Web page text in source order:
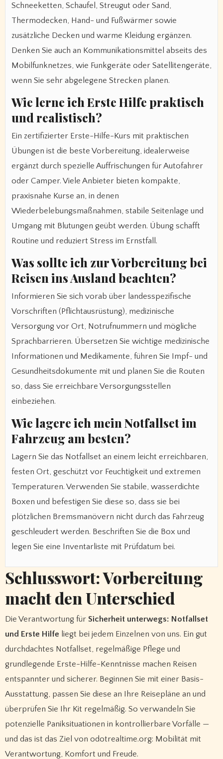
Schneeketten, Schaufel, Streugut oder Sand,
Thermodecken, Hand- und Fußwärmer sowie
zusätzliche Decken und warme Kleidung ergänzen.
Denken Sie auch an Kommunikationsmittel abseits des
Mobilfunknetzes, wie Funkgeräte oder Satellitengeräte,
wenn Sie sehr abgelegene Strecken planen.
Wie lerne ich Erste Hilfe praktisch
und realistisch?
Ein zertifizierter Erste-Hilfe-Kurs mit praktischen
Übungen ist die beste Vorbereitung, idealerweise
ergänzt durch spezielle Auffrischungen für Autofahrer
oder Camper. Viele Anbieter bieten kompakte,
praxisnahe Kurse an, in denen
Wiederbelebungsmaßnahmen, stabile Seitenlage und
Umgang mit Blutungen geübt werden. Übung schafft
Routine und reduziert Stress im Ernstfall.
Was sollte ich zur Vorbereitung bei
Reisen ins Ausland beachten?
Informieren Sie sich vorab über landesspezifische
Vorschriften (Pflichtausrüstung), medizinische
Versorgung vor Ort, Notrufnummern und mögliche
Sprachbarrieren. Übersetzen Sie wichtige medizinische
Informationen und Medikamente, führen Sie Impf- und
Gesundheitsdokumente mit und planen Sie die Routen
so, dass Sie erreichbare Versorgungsstellen
einbeziehen.
Wie lagere ich mein Notfallset im
Fahrzeug am besten?
Lagern Sie das Notfallset an einem leicht erreichbaren,
festen Ort, geschützt vor Feuchtigkeit und extremen
Temperaturen. Verwenden Sie stabile, wasserdichte
Boxen und befestigen Sie diese so, dass sie bei
plötzlichen Bremsmanövern nicht durch das Fahrzeug
geschleudert werden. Beschriften Sie die Box und
legen Sie eine Inventarliste mit Prüfdatum bei.
Schlusswort: Vorbereitung
macht den Unterschied
Die Verantwortung für Sicherheit unterwegs: Notfallset
und Erste Hilfe liegt bei jedem Einzelnen von uns. Ein gut
durchdachtes Notfallset, regelmäßige Pflege und
grundlegende Erste-Hilfe-Kenntnisse machen Reisen
entspannter und sicherer. Beginnen Sie mit einer Basis-
Ausstattung, passen Sie diese an Ihre Reisepläne an und
überprüfen Sie Ihr Kit regelmäßig. So verwandeln Sie
potenzielle Paniksituationen in kontrollierbare Vorfälle —
und das ist das Ziel von odotrealtime.org: Mobilität mit
Verantwortung, Komfort und Freude.